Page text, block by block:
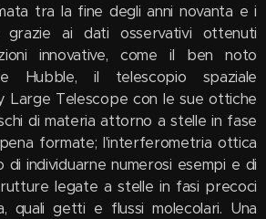
tra la fine degli anni novanta e i
grazie ai dati osservativi ottenuti
innovative, come il ben noto
Hubble, il telescopio spaziale
Large Telescope con le sue ottiche
di materia attorno a stelle in fase
formate; l'interferometria ottica
individuarne numerosi esempi e di
legate a stelle in fasi precoci
quali getti e flussi molecolari. Una